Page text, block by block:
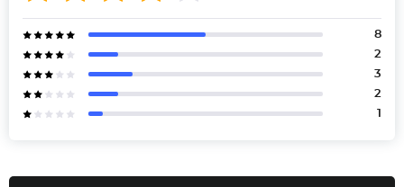
8
2
3
2
1